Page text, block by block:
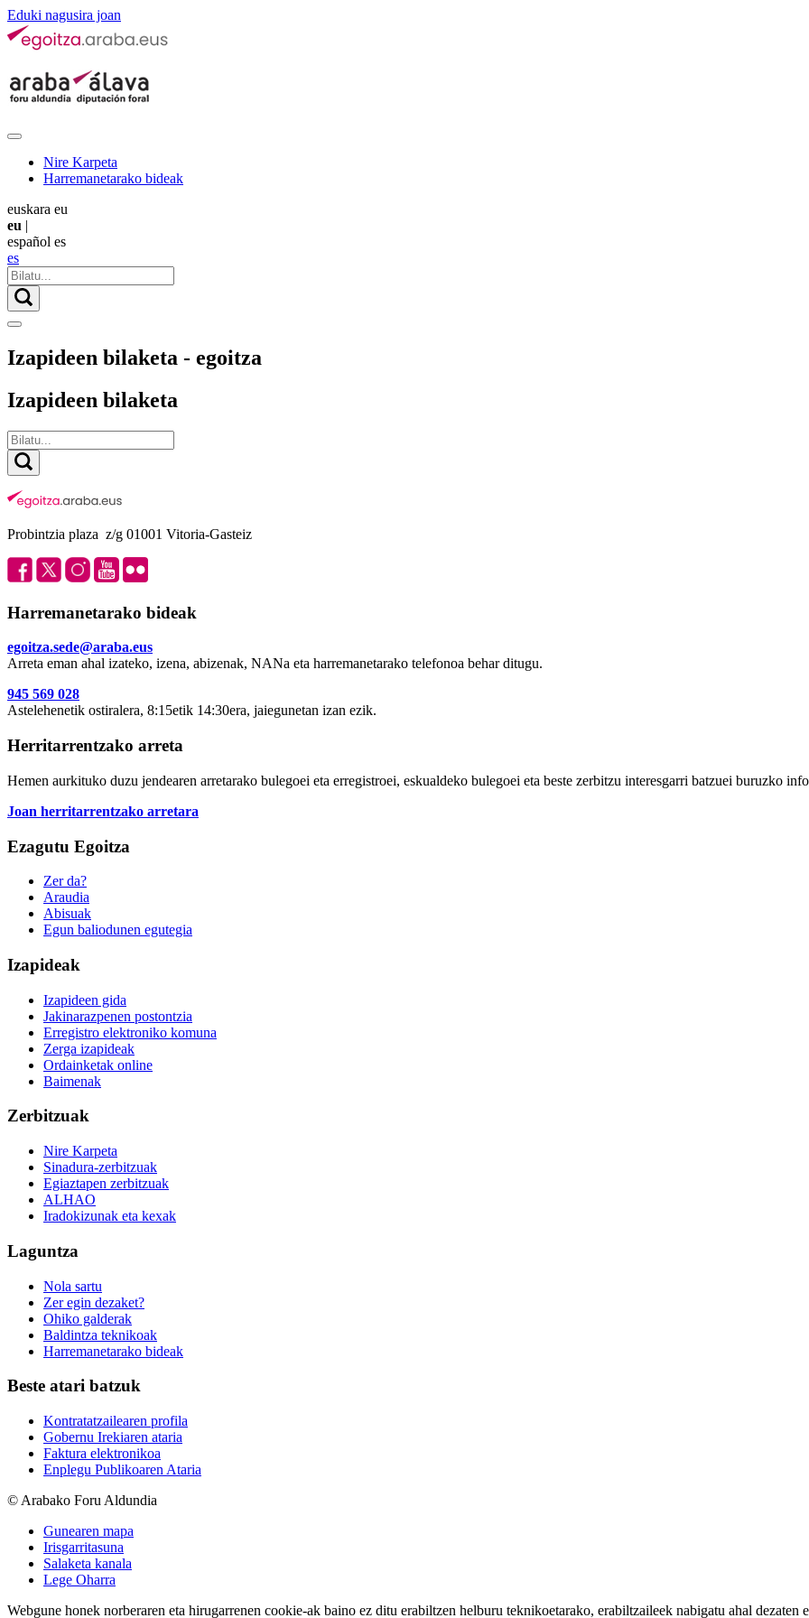
Eduki nagusira joan
Nire Karpeta
Harremanetarako bideak
euskara eu
eu |
español es
es
Izapideen bilaketa - egoitza
Izapideen bilaketa
Probintzia plaza z/g 01001 Vitoria-Gasteiz
Harremanetarako bideak
egoitza.sede@araba.eus
Arreta eman ahal izateko, izena, abizenak, NANa eta harremanetarako telefonoa behar ditugu.
945 569 028
Astelehenetik ostiralera, 8:15etik 14:30era, jaiegunetan izan ezik.
Herritarrentzako arreta
Hemen aurkituko duzu jendearen arretarako bulegoei eta erregistroei, eskualdeko bulegoei eta beste zerbitzu interesgarri batzuei buruzko
Joan herritarrentzako arretara
Ezagutu Egoitza
Zer da?
Araudia
Abisuak
Egun baliodunen egutegia
Izapideak
Izapideen gida
Jakinarazpenen postontzia
Erregistro elektroniko komuna
Zerga izapideak
Ordainketak online
Baimenak
Zerbitzuak
Nire Karpeta
Sinadura-zerbitzuak
Egiaztapen zerbitzuak
ALHAO
Iradokizunak eta kexak
Laguntza
Nola sartu
Zer egin dezaket?
Ohiko galderak
Baldintza teknikoak
Harremanetarako bideak
Beste atari batzuk
Kontratatzailearen profila
Gobernu Irekiaren ataria
Faktura elektronikoa
Enplegu Publikoaren Ataria
© Arabako Foru Aldundia
Gunearen mapa
Irisgarritasuna
Salaketa kanala
Lege Oharra
Webgune honek norberaren eta hirugarrenen cookie-ak baino ez ditu erabiltzen helburu teknikoetarako, erabiltzaileek nabigatu ahal dezaten